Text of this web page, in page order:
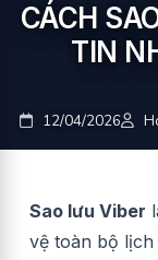
CÁCH
TIN
12/04/2026
Sao lưu Viber
vệ toàn bộ